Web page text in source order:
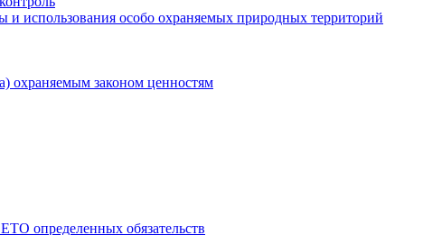
использования особо охраняемых природных территорий
охраняемым законом ценностям
определенных обязательств